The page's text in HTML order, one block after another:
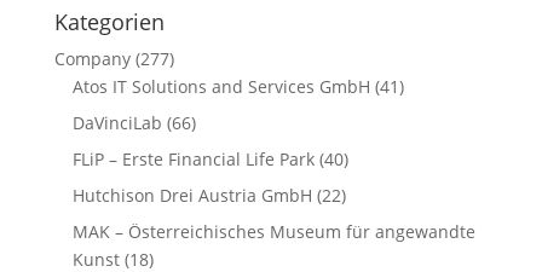
Kategorien
Company(277)
Atos IT Solutions and Services GmbH (41)
DaVinciLab (66)
FLiP – Erste Financial Life Park(40)
Hutchison Drei Austria GmbH (22)
MAK – Österreichisches Museum für angewandte
Kunst(18)